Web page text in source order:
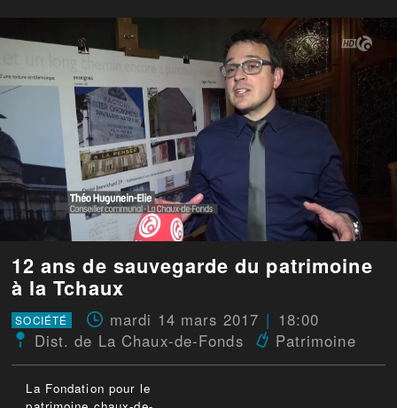
12 ans de sauvegarde du patrimoine
à la Tchaux
SOCIÉTÉ mardi 14 mars 2017
18:00
Dist. de La Chaux-de-Fonds
Patrimoine
La Fondation pour le